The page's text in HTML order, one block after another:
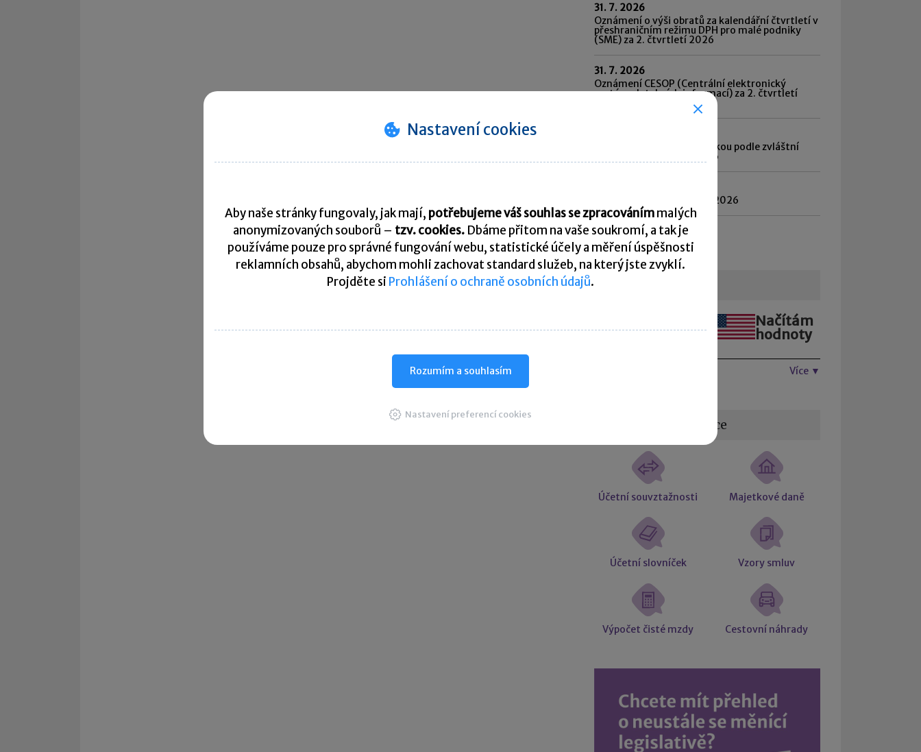
31. 7. 2026
Oznámení o výši obratů za kalendářní čtvrtletí v
přeshraničním režimu DPH pro malé podniky
(SME) za 2. čtvrtletí 2026
31. 7. 2026
Oznámení CESOP (Centrální elektronický
systém platebních informací) za 2. čtvrtletí
Odvod daně vybírané srážkou podle zvláštní
sazby daně za červen 2026
Splatnost daně za červen 2026
Přehled všech termínů ►
hodnoty
Načítám
hodnoty
Více ▼
Užitečné informace
Účetní souvztažnosti Majetkové daně
Účetní slovníček Vzory smluv
Výpočet čisté mzdy Cestovní náhrady
Nastavení cookies
Aby naše stránky fungovaly, jak mají, potřebujeme váš souhlas se zpracovánímmalých
anonymizovaných souborů – tzv. cookies. Dbáme přitom na vaše soukromí, a tak je
používáme pouze pro správné fungování webu, statistické účely a měření úspěšnosti
reklamních obsahů, abychom mohli zachovat standard služeb, na který jste zvyklí.
Projděte si Prohlášení o ochraně osobních údajů.
Rozumím a souhlasím
Nastavení preferencí cookies